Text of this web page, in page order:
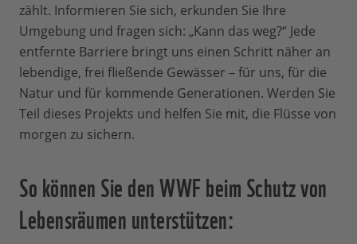
zählt. Informieren Sie sich, erkunden Sie Ihre
Umgebung und fragen sich: „Kann das weg?“ Jede
entfernte Barriere bringt uns einen Schritt näher an
lebendige, frei fließende Gewässer – für uns, für die
Natur und für kommende Generationen. Werden Sie
Teil dieses Projekts und helfen Sie mit, die Flüsse von
morgen zu sichern.
So können Sie den WWF beim Schutz von
Lebensräumen unterstützen: